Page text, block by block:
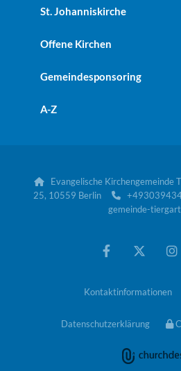
St. Johanniskirche
Offene Kirchen
Gemeindesponsoring
A-Z
Evangelische
25, 10559 Berlin

gemeinde-
Kontaktinformationen
Datenschutzerklärung